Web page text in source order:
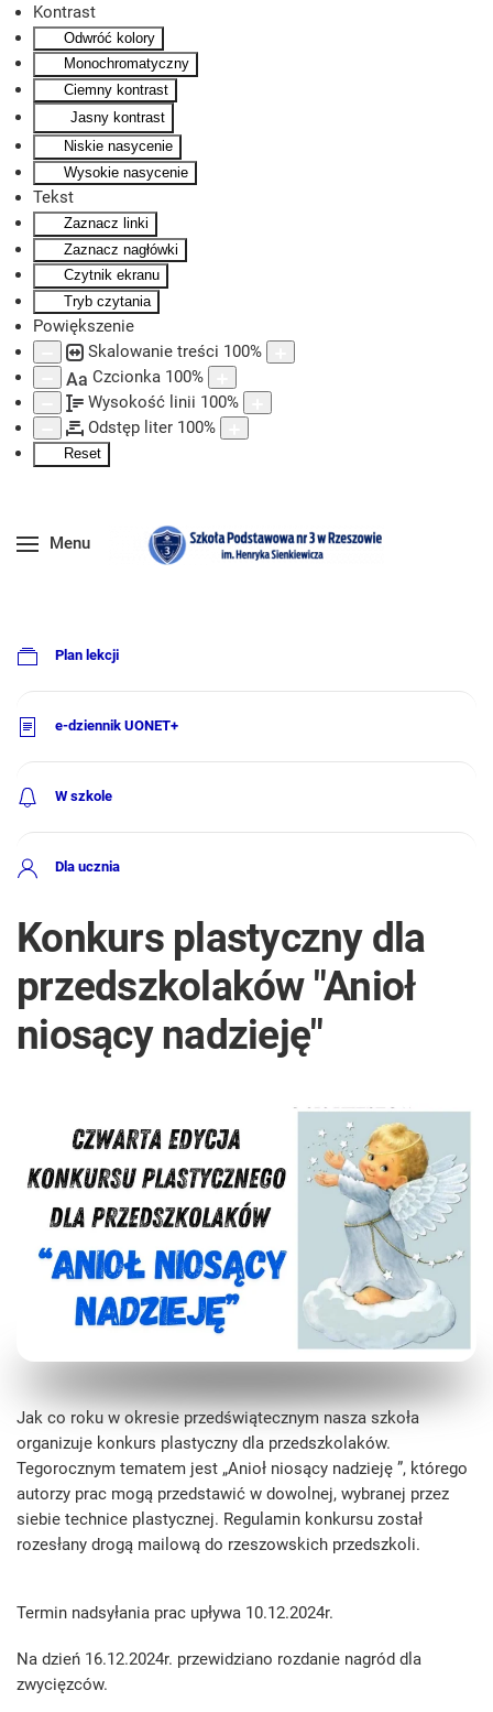
Kontrast
Odwróć kolory
Monochromatyczny
Ciemny kontrast
Jasny kontrast
Niskie nasycenie
Wysokie nasycenie
Tekst
Zaznacz linki
Zaznacz nagłówki
Czytnik ekranu
Tryb czytania
Powiększenie
Skalowanie treści 100%
Aa Czcionka 100%
Wysokość linii 100%
Odstęp liter 100%
Reset
Skip to main content
Menu
Plan lekcji
e-dziennik UONET+
W szkole
Dla ucznia
Konkurs plastyczny dla
przedszkolaków "Anioł
niosący nadzieję"
Jak co roku w okresie przedświątecznym nasza szkoła
organizuje konkurs plastyczny dla przedszkolaków.
Tegorocznym tematem jest „Anioł niosący nadzieję ”, którego
autorzy prac mogą przedstawić w dowolnej, wybranej przez
siebie technice plastycznej. Regulamin konkursu został
rozesłany drogą mailową do rzeszowskich przedszkoli.
Termin nadsyłania prac upływa 10.12.2024r.
Na dzień 16.12.2024r. przewidziano rozdanie nagród dla
zwycięzców.